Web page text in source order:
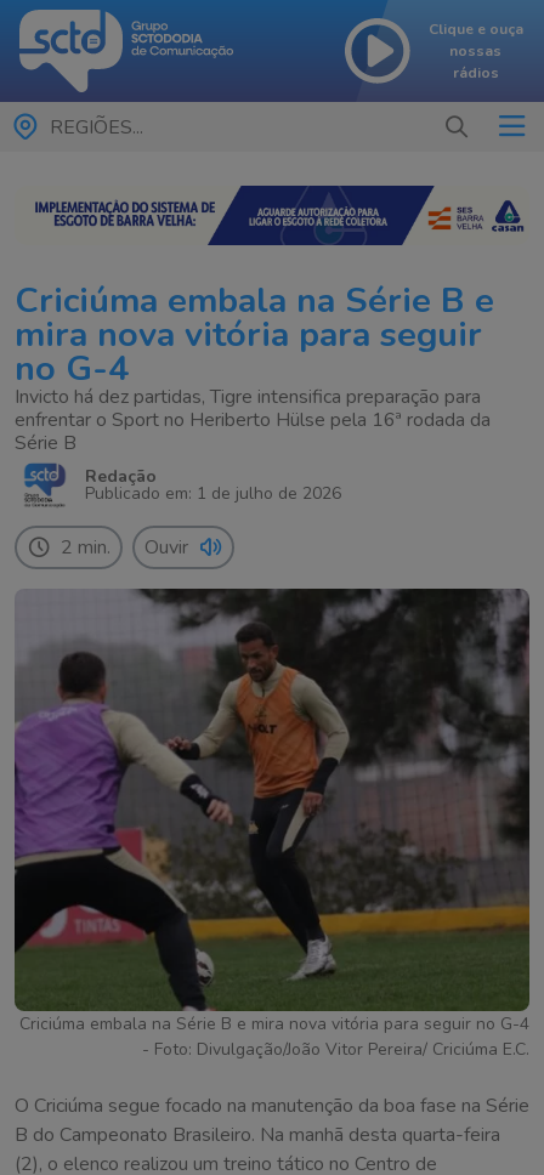
Clique e ouça
nossas
rádios
REGIÕES...
Criciúma embala na Série B e
mira nova vitória para seguir
no G-4
Invicto há dez partidas, Tigre intensifica preparação para
enfrentar o Sport no Heriberto Hülse pela 16ª rodada da
Série B
Redação
Publicado em: 1 de julho de 2026
2 min. Ouvir
Criciúma embala na Série B e mira nova vitória para seguir no G-4
- Foto: Divulgação/João Vitor Pereira/ Criciúma E.C.
O Criciúma segue focado na manutenção da boa fase na Série
B do Campeonato Brasileiro. Na manhã desta quarta-feira
(2), o elenco realizou um treino tático no Centro de